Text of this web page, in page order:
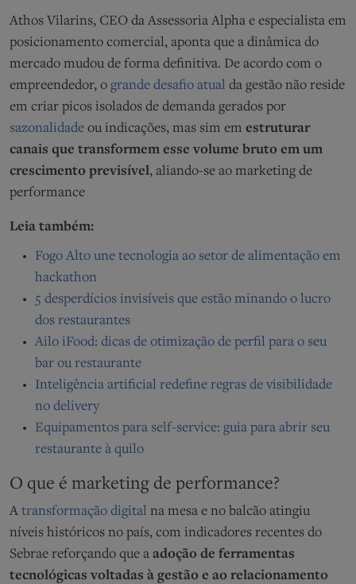
Athos Vilarins, CEO da Assessoria Alpha e especialista em
posicionamento comercial, aponta que a dinâmica do
mercado mudou de forma definitiva. De acordo com o
empreendedor, o grande desafio atual da gestão não reside
em criar picos isolados de demanda gerados por
sazonalidade ou indicações, mas sim em estruturar
canais que transformem esse volume bruto em um
crescimento previsível, aliando-se ao marketing de
performance
Leia também:
Fogo Alto une tecnologia ao setor de alimentação em
hackathon
5 desperdícios invisíveis que estão minando o lucro
dos restaurantes
Ailo iFood: dicas de otimização de perfil para o seu
bar ou restaurante
Inteligência artificial redefine regras de visibilidade
no delivery
Equipamentos para self-service: guia para abrir seu
restaurante à quilo
O que é marketing de performance?
A transformação digital na mesa e no balcão atingiu
níveis históricos no país, com indicadores recentes do
Sebrae reforçando que a adoção de ferramentas
tecnológicas voltadas à gestão e ao relacionamento